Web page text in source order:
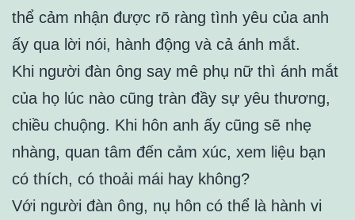
thể cảm nhận được rõ ràng tình yêu của anh
ấy qua lời nói, hành động và cả ánh mắt.
Khi người đàn ông say mê phụ nữ thì ánh mắt
của họ lúc nào cũng tràn đầy sự yêu thương,
chiều chuộng. Khi hôn anh ấy cũng sẽ nhẹ
nhàng, quan tâm đến cảm xúc, xem liệu bạn
có thích, có thoải mái hay không?
Với người đàn ông, nụ hôn có thể là hành vi